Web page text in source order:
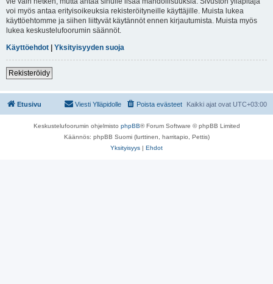
voi myös antaa erityisoikeuksia rekisteröityneille käyttäjille. Muista lukea
käyttöehtomme ja siihen liittyvät käytännöt ennen kirjautumista. Muista myös
lukea keskustelufoorumin säännöt.
Käyttöehdot | Yksityisyyden suoja
Rekisteröidy
Etusivu Kaikki ajat ovat UTC+03:00
Poista evästeet
Viesti Ylläpidolle
Keskustelufoorumin ohjelmisto phpBB® Forum Software © phpBB Limited
Käännös: phpBB Suomi (lurttinen, harritapio, Pettis)
Yksityisyys | Ehdot